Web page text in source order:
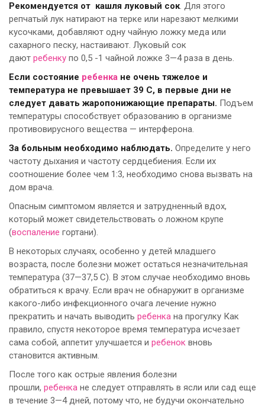
Рекомендуется от кашля луковый сок. Для этого
репчатый лук натирают на терке или нарезают мелкими
кусочками, добавляют одну чайную ложку меда или
сахарного песку, настаивают. Луковый сок
дают ребенку по 0,5 -1 чайной ложке 3—4 раза в день.
Если состояние ребенка не очень тяжелое и
температура не превышает 39 С, в первые дни не
следует давать жаропонижающие препараты. Подъем
температуры способствует образованию в организме
противовирусного вещества — интерферона.
За больным необходимо наблюдать. Определите у него
частоту дыхания и частоту сердцебиения. Если их
соотношение более чем 1:3, необходимо снова вызвать на
дом врача.
Опасным симптомом является и затрудненный вдох,
который может свидетельствовать о ложном крупе
(воспаление гортани).
В некоторых случаях, особенно у детей младшего
возраста, после болезни может остаться незначительная
температура (37—37,5 С). В этом случае необходимо вновь
обратиться к врачу. Если врач не обнаружит в организме
какого-либо инфекционного очага лечение нужно
прекратить и начать выводить ребенка на прогулку Как
правило, спустя некоторое время температура исчезает
сама собой, аппетит улучшается и ребенок вновь
становится активным.
После того как острые явления болезни
прошли, ребенка не следует отправлять в ясли или сад еще
в течение 3—4 дней, потому что, не будучи окончательно